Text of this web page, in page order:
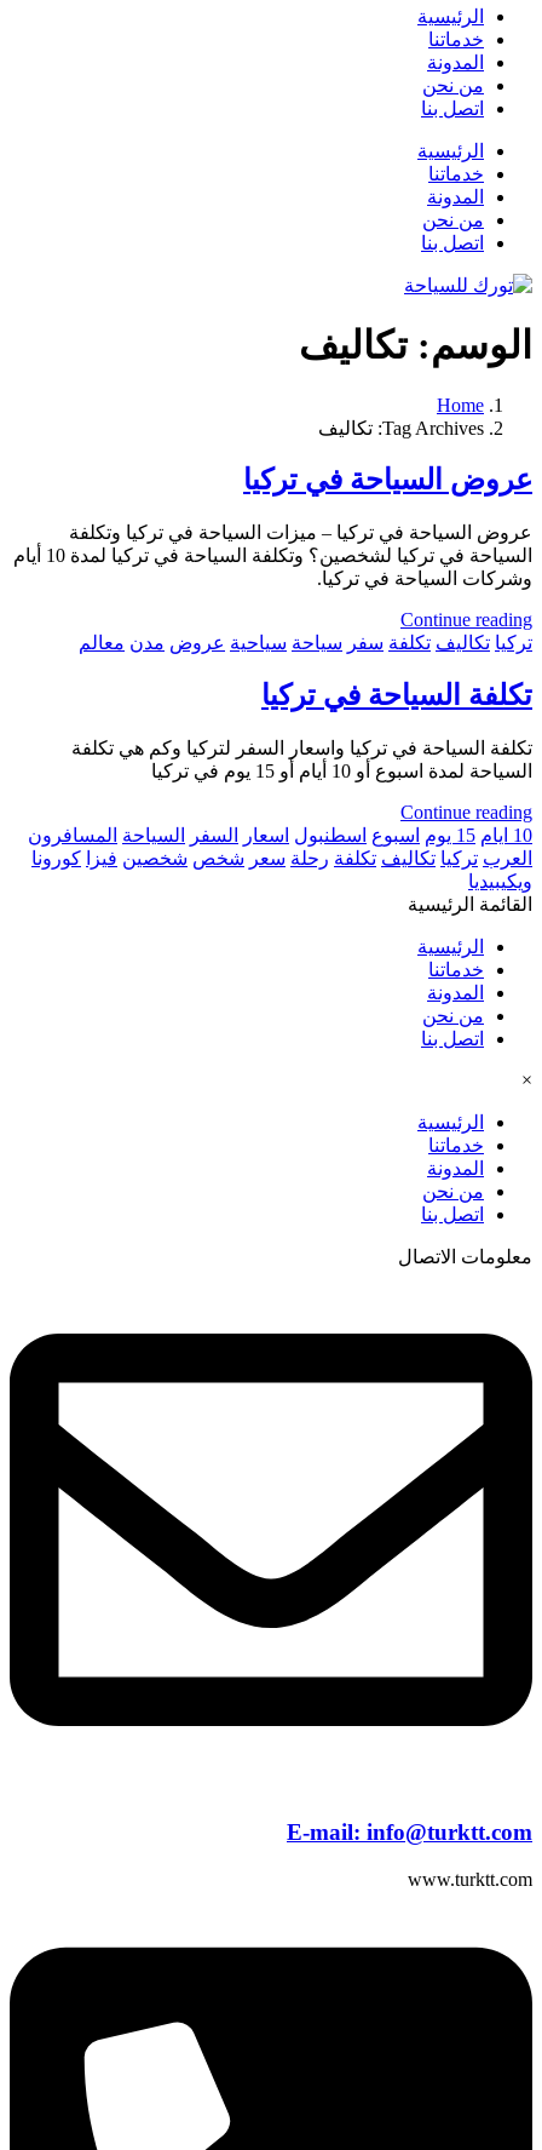
الرئيسية
خدماتنا
المدونة
من نحن
اتصل بنا
الرئيسية
خدماتنا
المدونة
من نحن
اتصل بنا
الوسم:تكاليف
Home
Tag Archives: تكاليف
عروض السياحة في تركيا
عروض السياحة في تركيا – ميزات السياحة في تركيا وتكلفة
السياحة في تركيا لشخصين؟ وتكلفة السياحة في تركيا لمدة 10 أيام
وشركات السياحة في تركيا.
Continue reading
تركيا تكاليف تكلفة سفر سياحة سياحية عروض مدن معالم
تكلفة السياحة في تركيا
تكلفة السياحة في تركيا واسعار السفر لتركيا وكم هي تكلفة
السياحة لمدة اسبوع أو 10 أيام أو 15 يوم في تركيا
Continue reading
10 ايام
15 يوم اسبوع اسطنبول اسعار السفر السياحة المسافرون
العرب تركيا تكاليف تكلفة رحلة سعر شخص شخصين فيزا
كورونا
ويكيبيديا
القائمة الرئيسية
الرئيسية
خدماتنا
المدونة
من نحن
اتصل بنا
×
الرئيسية
خدماتنا
المدونة
من نحن
اتصل بنا
معلومات الاتصال
E-mail: info@turktt.com
www.turktt.com